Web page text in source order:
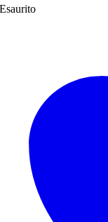
Esaurito